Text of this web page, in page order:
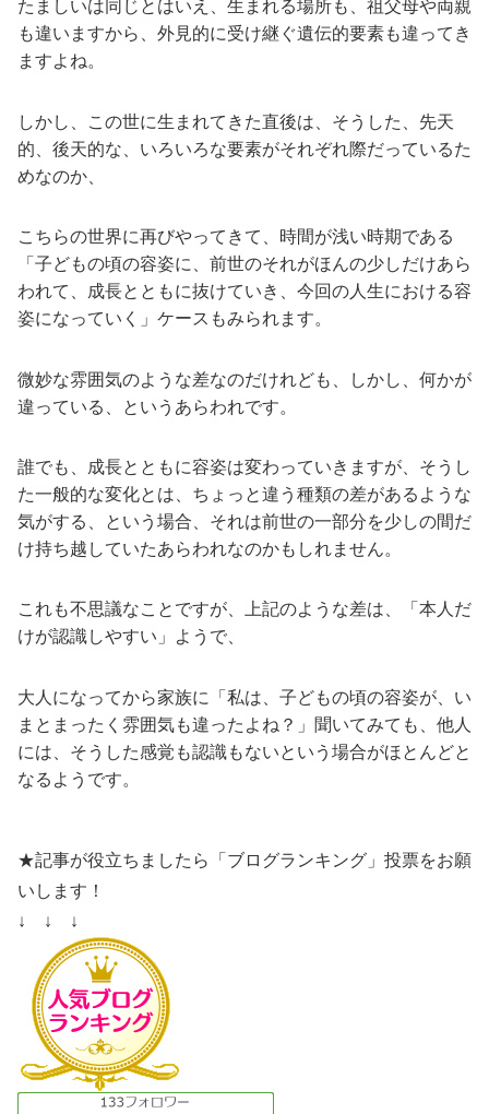
たましいは同じとはいえ、生まれる場所も、祖父母や両親
も違いますから、外見的に受け継ぐ遺伝的要素も違ってき
ますよね。
しかし、この世に生まれてきた直後は、そうした、先天
的、後天的な、いろいろな要素がそれぞれ際だっているた
めなのか、
こちらの世界に再びやってきて、時間が浅い時期である
「子どもの頃の容姿に、前世のそれがほんの少しだけあら
われて、成長とともに抜けていき、今回の人生における容
姿になっていく」ケースもみられます。
微妙な雰囲気のような差なのだけれども、しかし、何かが
違っている、というあらわれです。
誰でも、成長とともに容姿は変わっていきますが、そうし
た一般的な変化とは、ちょっと違う種類の差があるような
気がする、という場合、それは前世の一部分を少しの間だ
け持ち越していたあらわれなのかもしれません。
これも不思議なことですが、上記のような差は、「本人だ
けが認識しやすい」ようで、
大人になってから家族に「私は、子どもの頃の容姿が、い
まとまったく雰囲気も違ったよね？」聞いてみても、他人
には、そうした感覚も認識もないという場合がほとんどと
なるようです。
★記事が役立ちましたら「ブログランキング」投票をお願
いします！
↓ ↓ ↓